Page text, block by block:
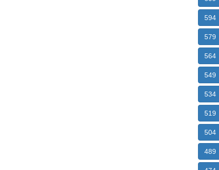
594
579
564
549
534
519
504
489